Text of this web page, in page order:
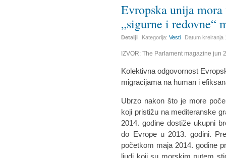
Evropska unija
„sigurne i redovne“
Detalji Kategorija:Vesti Datum kreiranja
IZVOR: The Parlament magazine jun
Kolektivna odgovornost
migracijama na human i
Ubrzo nakon što je more
koji pristižu na mediteranske
2014. godine dostiže ukupni
do Evrope u 2013. godini.
početkom maja 2014. godine
ljudi koji su morskim putem